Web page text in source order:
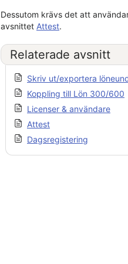
Dessutom krävs det att
avsnittet Attest.
Relaterade avsnitt
Skriv ut/exportera
Koppling till Lön 300/600
Licenser & användare
Attest
Dagsregistering